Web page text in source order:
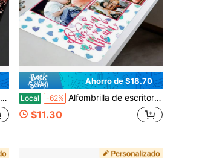
Ahorro de $18.70
Local -62% Alfombrilla de escritorio y de ratón con forma de corazón, adecuada para juegos, oficina y escritorio de computadora doméstica - Personalizable con foto/texto, compatible con escritorios, tamaño del producto 16 * 36 pulgadas (40 * 90 centímetros)
$11.30